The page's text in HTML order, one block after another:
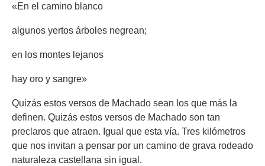
«En el camino blanco
algunos yertos árboles negrean;
en los montes lejanos
hay oro y sangre»
Quizás estos versos de Machado sean los que más la
definen. Quizás estos versos de Machado son tan
preclaros que atraen. Igual que esta vía. Tres kilómetros
que nos invitan a pensar por un camino de grava rodeado
naturaleza castellana sin igual.